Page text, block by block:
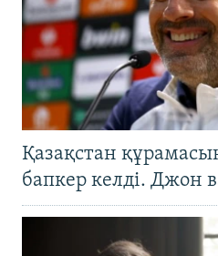
Қазақстан
бапкер келді. Джон